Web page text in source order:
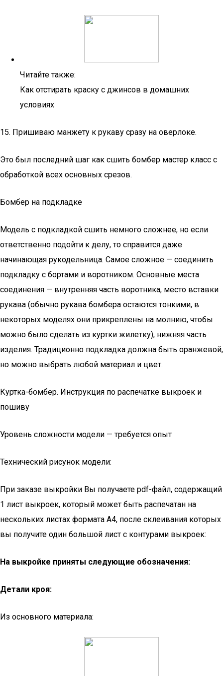
Читайте также:
Как отстирать краску с джинсов в домашних
условиях
15. Пришиваю манжету к рукаву сразу на оверлоке.
Это был последний шаг как сшить бомбер мастер класс с
обработкой всех основных срезов.
Бомбер на подкладке
Модель с подкладкой сшить немного сложнее, но если
ответственно подойти к делу, то справится даже
начинающая рукодельница. Самое сложное — соединить
подкладку с бортами и воротником. Основные места
соединения — внутренняя часть воротника, место вставки
рукава (обычно рукава бомбера остаются тонкими, в
некоторых моделях они прикреплены на молнию, чтобы
можно было сделать из куртки жилетку), нижняя часть
изделия. Традиционно подкладка должна быть оранжевой,
но можно выбрать любой материал и цвет.
Куртка-бомбер. Инструкция по распечатке выкроек и
пошиву
Уровень сложности модели — требуется опыт
Технический рисунок модели:
При заказе выкройки Вы получаете pdf-файл, содержащий
1 лист выкроек, который может быть распечатан на
нескольких листах формата А4, после склеивания которых
вы получите один большой лист с контурами выкроек:
На выкройке приняты следующие обозначения:
Детали кроя:
Из основного материала: